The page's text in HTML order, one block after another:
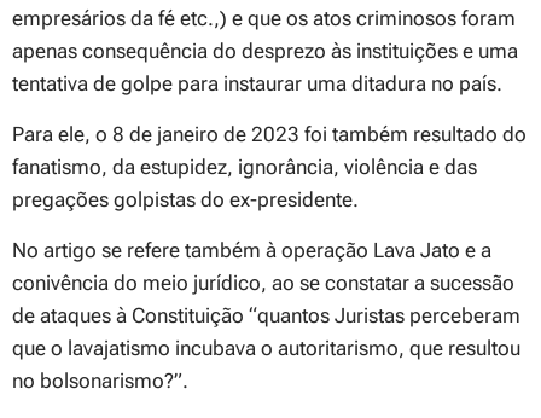
empresários da fé etc.,) e que os atos criminosos foram
apenas consequência do desprezo às instituições e uma
tentativa de golpe para instaurar uma ditadura no país.
Para ele, o 8 de janeiro de 2023 foi também resultado do
fanatismo, da estupidez, ignorância, violência e das
pregações golpistas do ex-presidente.
No artigo se refere também à operação Lava Jato e a
conivência do meio jurídico, ao se constatar a sucessão
de ataques à Constituição “quantos Juristas perceberam
que o lavajatismo incubava o autoritarismo, que resultou
no bolsonarismo?”.